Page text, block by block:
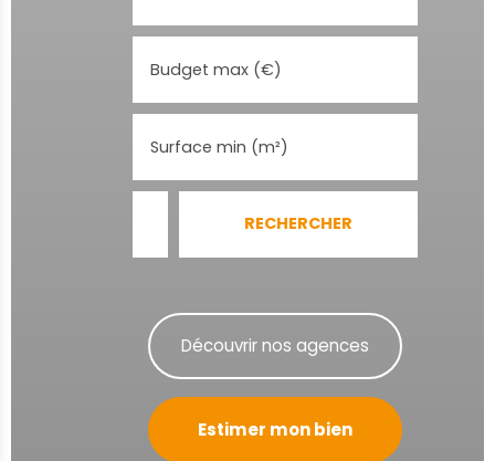
Budget max (€)
Surface min (m²)
RECHERCHER
Découvrir nos agences
Estimer mon bien